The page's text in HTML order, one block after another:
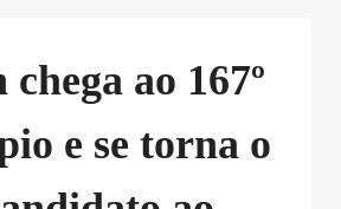
ao 167º
e se torna o